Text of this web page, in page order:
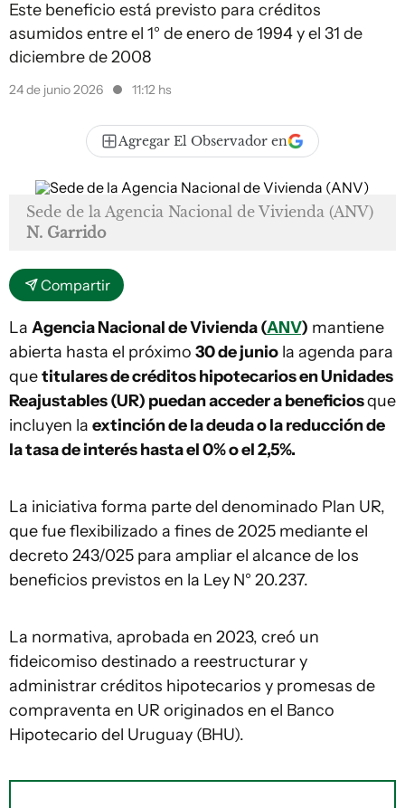
Este beneficio está previsto para créditos
asumidos entre el 1° de enero de 1994 y el 31 de
diciembre de 2008
24 de junio 2026 11:12 hs
Agregar El Observador en
Sede de la Agencia Nacional de Vivienda (ANV)
N. Garrido
Compartir
La Agencia Nacional de Vivienda (ANV) mantiene
abierta hasta el próximo 30 de junio la agenda para
quetitulares de créditos hipotecarios en Unidades
Reajustables (UR) puedan acceder a beneficiosque
incluyen la extinción de la deuda o la reducción de
la tasa de interés hasta el 0% o el 2,5%.
La iniciativa forma parte del denominado Plan UR,
que fue flexibilizado a fines de 2025 mediante el
decreto 243/025 para ampliar el alcance de los
beneficios previstos en la Ley N° 20.237.
La normativa, aprobada en 2023, creó un
fideicomiso destinado a reestructurar y
administrar créditos hipotecarios y promesas de
compraventa en UR originados en el Banco
Hipotecario del Uruguay (BHU).